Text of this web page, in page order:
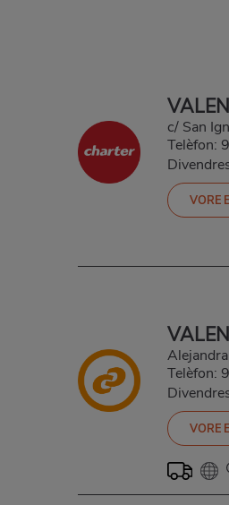
c/ San
Telèfon:
VORE
Telèfon:
VORE